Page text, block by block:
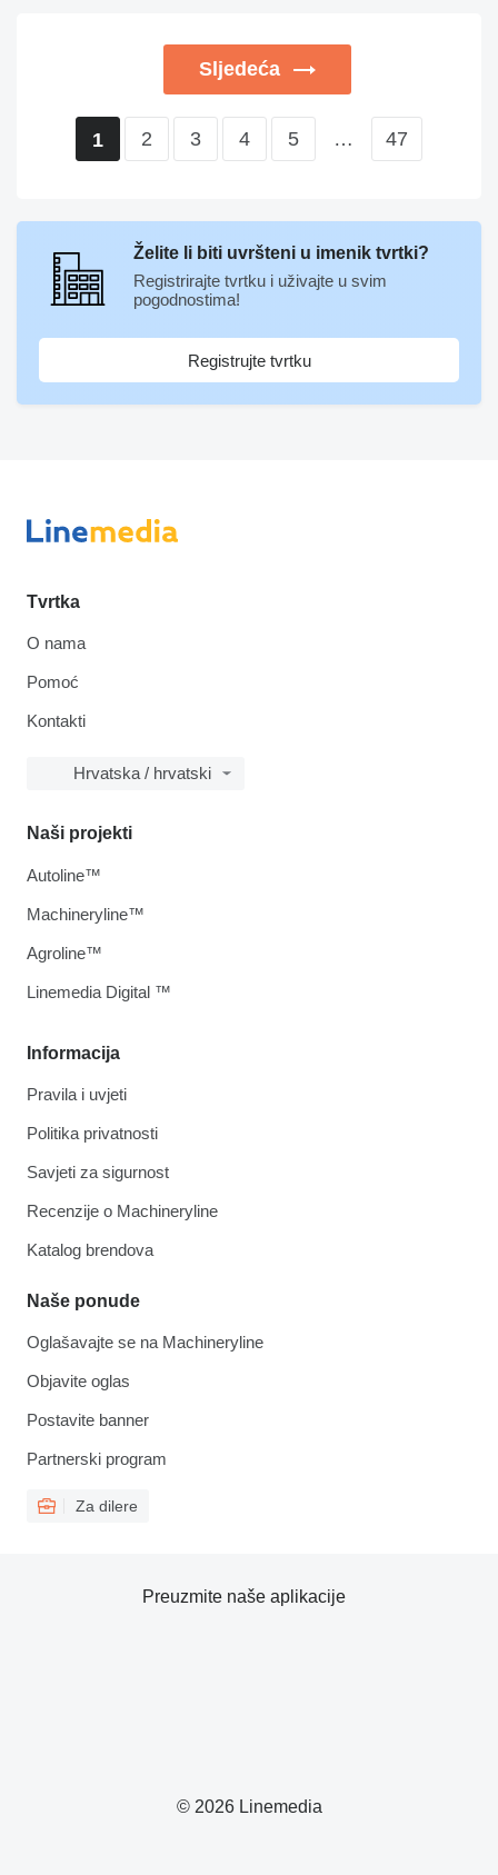
Sljedeća
1 2 3 4 5 … 47
Želite li biti uvršteni u imenik tvrtki?
Registrirajte tvrtku i uživajte u svim
pogodnostima!
Registrujte tvrtku
Tvrtka
O nama
Pomoć
Kontakti
Hrvatska / hrvatski
Informacija
Pravila i uvjeti
Politika privatnosti
Savjeti za sigurnost
Recenzije o Machineryline
Katalog brendova
Naše ponude
Oglašavajte se na Machineryline
Objavite oglas
Postavite banner
Partnerski program
Za dilere
Naši projekti
Autoline™
Machineryline™
Agroline™
Linemedia Digital ™
© 2026 Linemedia
Preuzmite naše aplikacije